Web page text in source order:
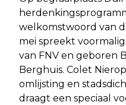
welkomstwoord van
mei spreekt
van FNV en geboren
Berghuis. Colet
omlijsting en
draagt een speciaal